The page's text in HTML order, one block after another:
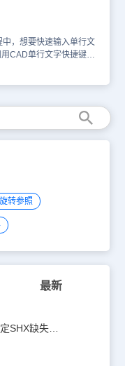
，想要快速输入单行文
CAD单行文字快捷键即
步骤： 首先打开浩辰
TEXT，按回车键确认，
即可进行单行文字输
以使用CAD单行文字快
单栏中直接调用单行文
【单行文字】。如下图
单行文字快捷键的
各位小伙伴通过本篇教
快捷键及输入单行文
浩辰CAD官网教程专
转参照
最新
CAD缺少shx文件怎么办？三招搞定SHX缺失难题